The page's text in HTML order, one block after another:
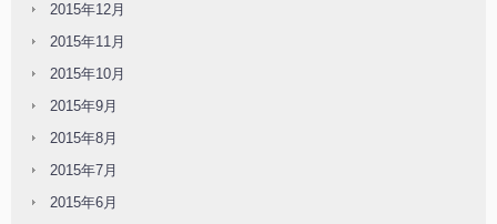
2015年12月
2015年11月
2015年10月
2015年9月
2015年8月
2015年7月
2015年6月